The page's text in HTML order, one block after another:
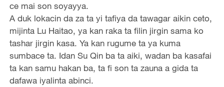
ce mai son soyayya.
A duk lokacin da za ta yi tafiya da tawagar aikin ceto,
mijinta Lu Haitao, ya kan raka ta filin jirgin sama ko
tashar jirgin kasa. Ya kan rugume ta ya kuma
sumbace ta. Idan Su Qin ba ta aiki, wadan ba kasafai
ta kan samu hakan ba, ta fi son ta zauna a gida ta
dafawa iyalinta abinci.